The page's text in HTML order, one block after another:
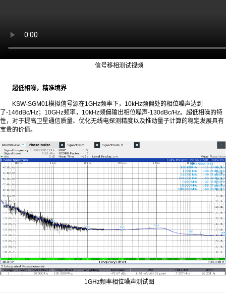
信号移相测试视频
超低相噪，精准境界
KSW-SGM01模拟信号源在1GHz频率下，10kHz频偏处的相位噪声达到
了-146dBc/Hz；10GHz频率，10kHz频偏输出相位噪声-130dBc/Hz。超低相噪的特
性，对于提高卫星通信质量、优化无线电探测精度以及推动量子计算的稳定发展具有
宝贵的价值。
1GHz频率相位噪声测试图